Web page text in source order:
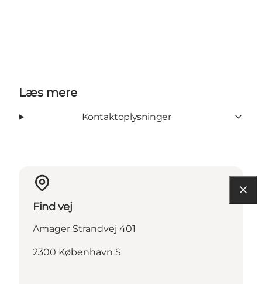
Læs mere
Kontaktoplysninger
Find vej
Amager Strandvej 401
2300 København S